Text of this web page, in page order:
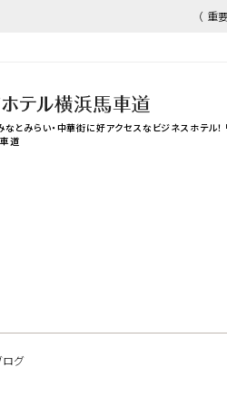
（ 重
なとみらい・中華街に好アクセスなビジネスホテル！
道
ログ